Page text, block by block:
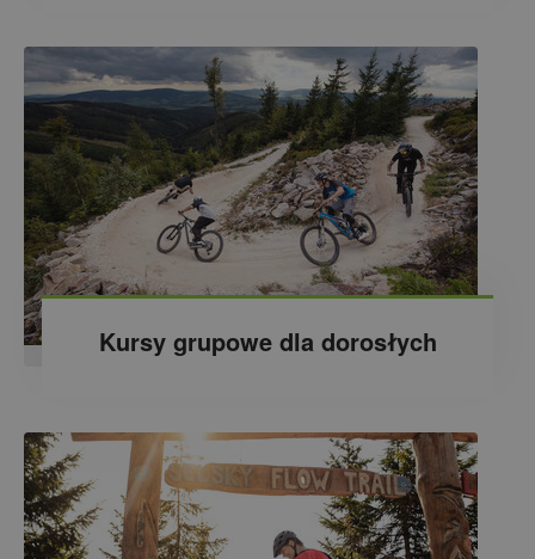
Kursy grupowe dla dorosłych